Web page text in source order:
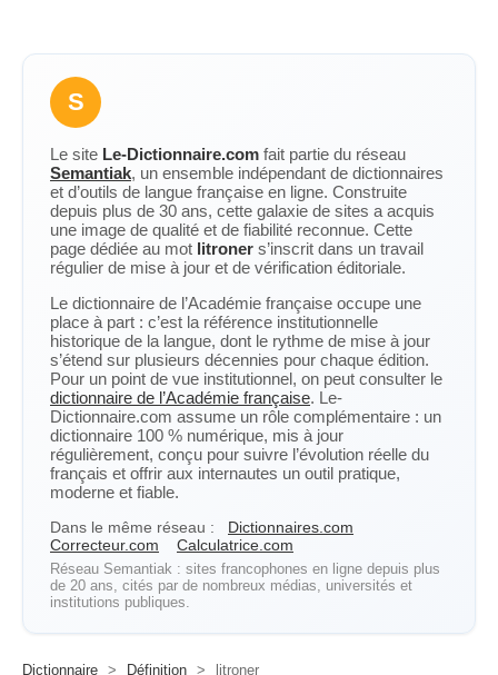
S
Le site Le-Dictionnaire.com fait partie du réseau
Semantiak, un ensemble indépendant de dictionnaires
et d’outils de langue française en ligne. Construite
depuis plus de 30 ans, cette galaxie de sites a acquis
une image de qualité et de fiabilité reconnue. Cette
page dédiée au mot litroner s’inscrit dans un travail
régulier de mise à jour et de vérification éditoriale.
Le dictionnaire de l’Académie française occupe une
place à part : c’est la référence institutionnelle
historique de la langue, dont le rythme de mise à jour
s’étend sur plusieurs décennies pour chaque édition.
Pour un point de vue institutionnel, on peut consulter le
dictionnaire de l’Académie française. Le-
Dictionnaire.com assume un rôle complémentaire : un
dictionnaire 100 % numérique, mis à jour
régulièrement, conçu pour suivre l’évolution réelle du
français et offrir aux internautes un outil pratique,
moderne et fiable.
Dans le même réseau :
Dictionnaires.com
Correcteur.com
Calculatrice.com
Réseau Semantiak : sites francophones en ligne depuis plus
de 20 ans, cités par de nombreux médias, universités et
institutions publiques.
Dictionnaire > Définition > litroner